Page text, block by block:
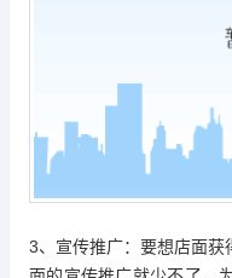
3、宣传推广：要想店面